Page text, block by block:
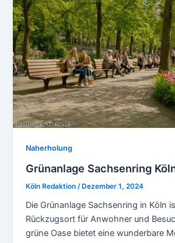
Naherholung
Grünanlage Sachsenring
Köln Redaktion /Dezember 1, 2024
Die Grünanlage Sachsenring in Köln
Rückzugsort für Anwohner und
grüne Oase bietet eine wunderbare